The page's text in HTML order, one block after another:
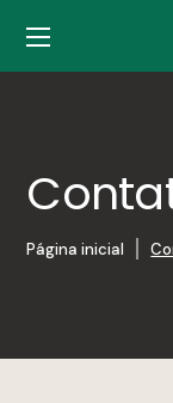
Página inicial